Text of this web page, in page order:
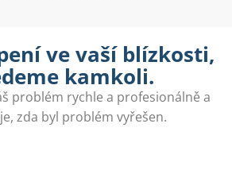
ve vaší blízkosti,
kamkoli.
problém rychle a profesionálně a
zda byl problém vyřešen.